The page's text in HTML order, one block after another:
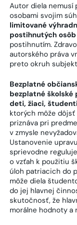
Autor diela nemusí
osobami svojim
limitované
postihnutých osôb
postihnutím.
autorského práva
preto okruh
Bezplatné
bezplatné
deti, žiaci,
ktorých môže dôjsť
priznáva pri
v zmysle
Ustanovenie
sprievodne reguluje
o vzťah k použitiu
úloh patriacich do
môže diela
do jej hlavnej
skutočnosť, že
morálne hodnoty a